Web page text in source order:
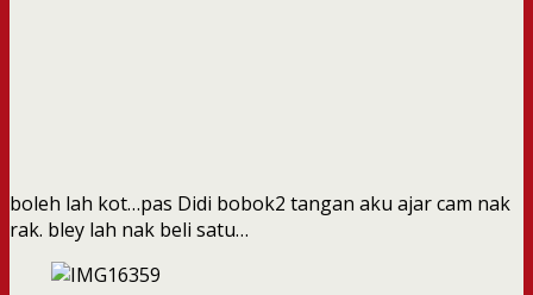
boleh lah kot…pas Didi bobok2 tangan aku ajar cam nak
rak. bley lah nak beli satu…